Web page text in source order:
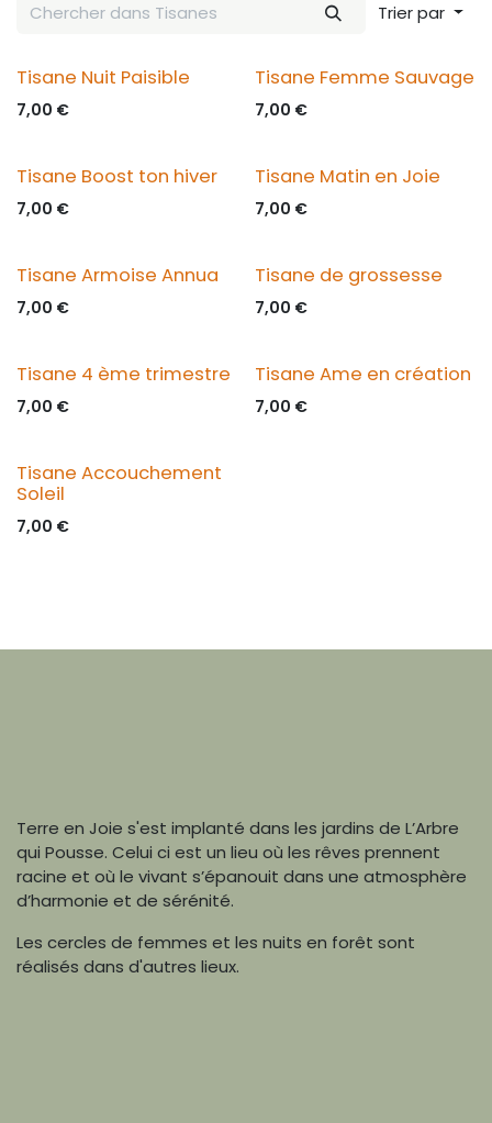
Trier par
Tisane Nuit Paisible
7,00 €
Tisane Femme Sauvage
7,00 €
Tisane Boost ton hiver
7,00 €
Tisane Matin en Joie
7,00 €
Tisane Armoise Annua
7,00 €
Tisane de grossesse
7,00 €
Tisane 4 ème trimestre
7,00 €
Tisane Ame en création
7,00 €
Tisane Accouchement
Soleil
7,00 €
Terre en Joie s'est implanté dans les jardins de L’Arbre
qui Pousse. Celui ci est un lieu où les rêves prennent
racine et où le vivant s’épanouit dans une atmosphère
d’harmonie et de sérénité.
Les cercles de femmes et les nuits en forêt sont
réalisés dans d'autres lieux.